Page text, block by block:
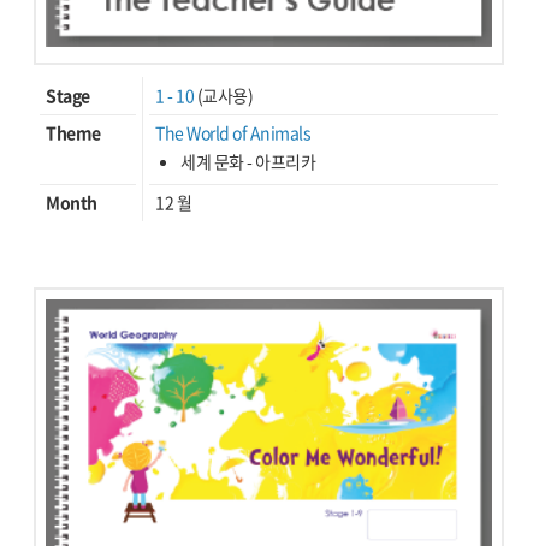
Stage 1 - 10 (교사용)
Theme
The World of Animals
세계 문화 - 아프리카
Month
12 월